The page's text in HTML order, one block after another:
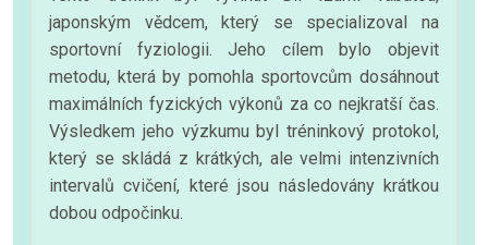
japonským vědcem, který se specializoval na
sportovní fyziologii. Jeho cílem bylo objevit
metodu, která by pomohla sportovcům dosáhnout
maximálních fyzických výkonů za co nejkratší čas.
Výsledkem jeho výzkumu byl tréninkový protokol,
který se skládá z krátkých, ale velmi intenzivních
intervalů cvičení, které jsou následovány krátkou
dobou odpočinku.